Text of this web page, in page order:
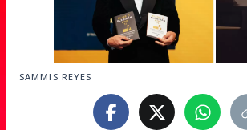
SAMMIS REYES